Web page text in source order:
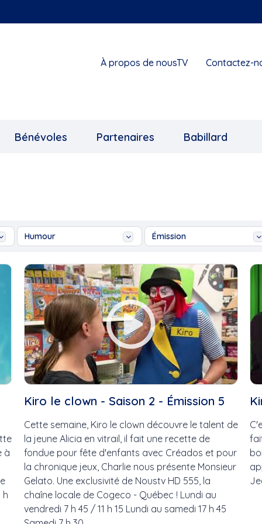
À propos de nousTV Contactez-
Bénévoles Partenaires Babillard
Humour
2021
Académie de danse de...
Ah les jeunes, hiver
2024,...
Aire ouverte
Alain Chouinard
Art
Art contemporain
Art visuel
Bloc Québécois
Bouger
Boulangerie Lesage
Boxe
Bravo
Brian Mulroney
Budget
Bénévoles recherchés
Bénévoles Recherchés,...
Émission
Bouge ta vie
Bouge!
Bravo!
Bénévoles Recherchés
C'est ma job!
Carnet culturel
Carrefour Jeunesse
Chorale école
Concert de Noël de
l'École...
Concert de Noël La
Connecté Baie-
Conseil de ville de...
CS Country
Cultivez votre plaisir
Cultivez votre plaisir
(H24...
D'une rive à l'autre
à
h
Kiro le clown - Saison 2 - Émission 5
Cette semaine, Kiro le clown découvre le talent de
la jeune Alicia en vitrail, il fait une recette de
fondue pour fête d'enfants avec Créados et pour
la chronique jeux, Charlie nous présente Monsieur
Gelato. Une exclusivité de Noustv HD 555, la
chaîne locale de Cogeco - Québec ! Lundi au
vendredi 7 h 45 / 11 h 15 Lundi au samedi 17 h 45